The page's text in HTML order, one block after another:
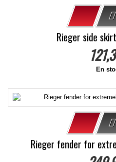
Rieger side
En
Rieger fender for